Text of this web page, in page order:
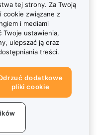
tej strony. Za Twoją
cookie związane z
i mediami
Twoje ustawienia,
ulepszać ją oraz
treści.
dodatkowe
pliki cookie